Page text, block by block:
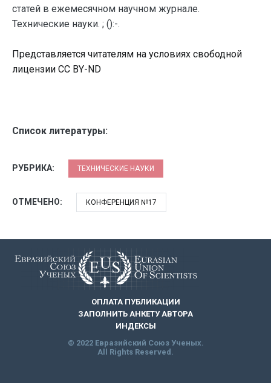
статей в ежемесячном научном журнале.
Технические науки. ; ():-.
Представляется читателям на условиях свободной
лицензии CC BY-ND
Список литературы:
РУБРИКА: ТЕХНИЧЕСКИЕ НАУКИ
ОТМЕЧЕНО: КОНФЕРЕНЦИЯ №17
ОПЛАТА ПУБЛИКАЦИИ
ЗАПОЛНИТЬ АНКЕТУ АВТОРА
ИНДЕКСЫ
© 2022 Евразийский Союз Ученых.
All Rights Reserved.